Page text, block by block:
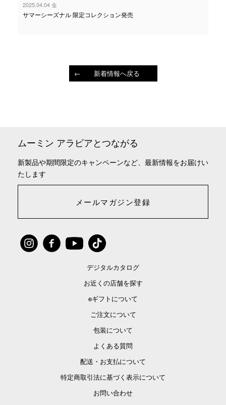
2025.04.04 金
サマーシーズナル 限定コレクション発売
新着情報へ戻る
ムーミン アラビアとつながる
新製品や期間限定のキャンペーンなど、最新情報をお届けい
たします
メールマガジン登録
デジタルカタログ
お近くの店舗を探す
eギフトについて
ご注文について
包装について
よくある質問
配送・お支払について
特定商取引法に基づく表示について
お問い合わせ